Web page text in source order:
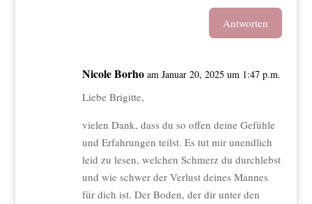
Antworten
Nicole Borho am Januar 20, 2025 um 1:47 p.m.
Liebe Brigitte,
vielen Dank, dass du so offen deine Gefühle
und Erfahrungen teilst. Es tut mir unendlich
leid zu lesen, welchen Schmerz du durchlebst
und wie schwer der Verlust deines Mannes
für dich ist. Der Boden, der dir unter den